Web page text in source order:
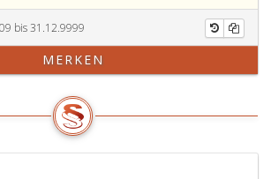
Durchführung
von
Arbeiten
beauftragt
eins,)
führend
tätig
ist
zu
der
genannten
bis 31.12.9999
MERKEN